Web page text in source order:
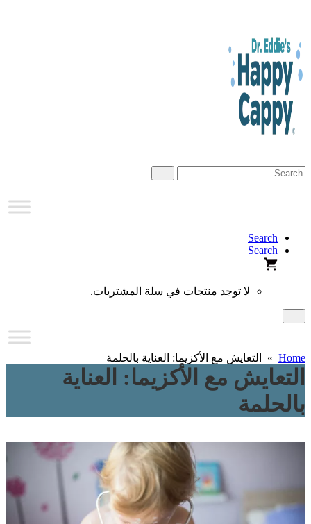
content
Search
Search
لا توجد منتجات في سلة المشتريات.
Home » التعايش مع الأكزيما: العناية بالحلمة
التعايش مع الأكزيما: العناية
بالحلمة